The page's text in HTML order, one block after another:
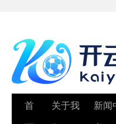
首
关于我
新闻